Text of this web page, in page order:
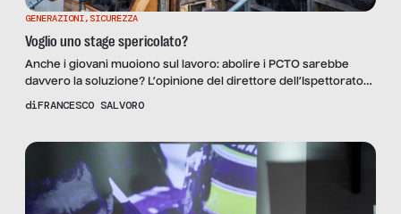
GENERAZIONI, SICUREZZA
Voglio uno stage spericolato?
Anche i giovani muoiono sul lavoro: abolire i PCTO sarebbe
davvero la soluzione? L’opinione del direttore dell’Ispettorato
nazionale del lavoro Bruno Giordano e dell’esperto di sicurezza
diFRANCESCO SALVORO